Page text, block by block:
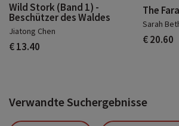
Wild Stork (Band 1) -
Beschützer des Waldes
Jiatong Chen
€ 13.40
The
Sarah
€ 20.60
Verwandte Suchergebnisse